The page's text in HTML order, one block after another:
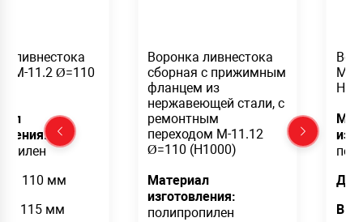
ливнестока
М-11.2 Ø=110
110 мм
1115 мм
Воронка ливнестока
сборная с прижимным
фланцем из
нержавеющей стали, с
ремонтным
переходом М-11.12
Ø=110 (Н1000)
Материал
изготовления:
полипропилен
М-